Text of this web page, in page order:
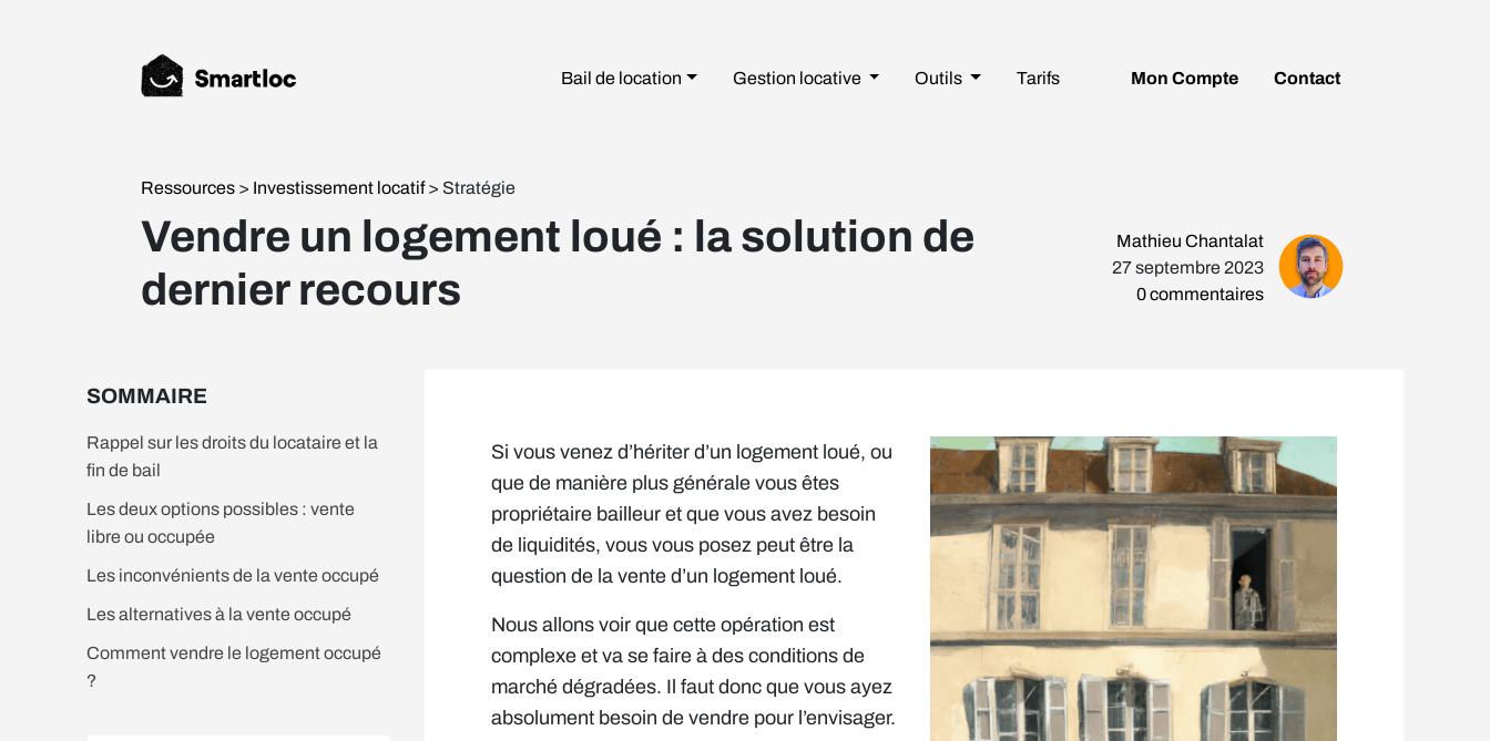
Bail de location Gestion locative Outils Tarifs Mon Compte Contact
Ressources > Investissement locatif> Stratégie
Vendre un logement loué : la solution de
dernier recours
Mathieu Chantalat
27 septembre 2023
0commentaires
SOMMAIRE
Rappel sur les droits du locataire et la
fin de bail
Les deux options possibles : vente
libre ou occupée
Les inconvénients de la vente occupé
Les alternatives à la vente occupé
Comment vendre le logement occupé
?
Si vous venez d’hériter d’un logement loué, ou
que de manière plus générale vous êtes
propriétaire bailleur et que vous avez besoin
de liquidités, vous vous posez peut être la
question de la vente d’un logement loué.
Nous allons voir que cette opération est
complexe et va se faire à des conditions de
marché dégradées. Il faut donc que vous ayez
absolument besoin de vendre pour l’envisager.